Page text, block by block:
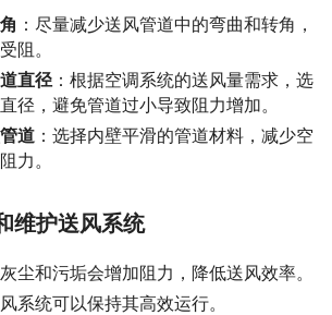
：尽量减少送风管道中的弯曲和转角，
阻。
直径：根据空调系统的送风量需求，选
径，避免管道过小导致阻力增加。
道 ：选择内壁平滑的管道材料，减少空
力。
维护送风系统
尘和污垢会增加阻力，降低送风效率。
系统可以保持其高效运行。